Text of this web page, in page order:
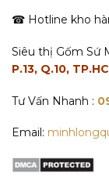
☎ Hotline kho
Siêu thị Gốm Sứ
P.13, Q.10,
Tư Vấn Nhanh :
Email: